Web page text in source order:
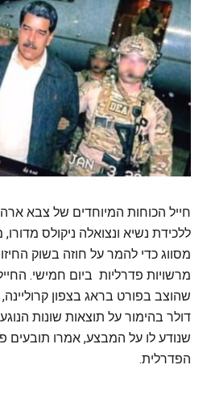
חייל הכוחות המיוחדים של צבא
ללכידת נשיא ונצואלה ניקולס
מסווג כדי להמר על חוזה בשוק
מרשויות פדרליות ביום חמישי.
דולר בהימור על תוצאות שונות
שנודע לו על המבצע, אמרו תובעים
הפדרלית.